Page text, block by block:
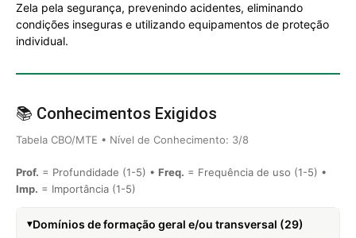
Zela pela segurança, prevenindo acidentes, eliminando
condições inseguras e utilizando equipamentos de proteção
individual.
📚 Conhecimentos Exigidos
Tabela CBO/MTE • Nível de Conhecimento: 3/8
Prof. = Profundidade (1-5) • Freq. = Frequência de uso (1-5) •
Imp. = Importância (1-5)
Domínios de formação geral e/ou transversal (29)